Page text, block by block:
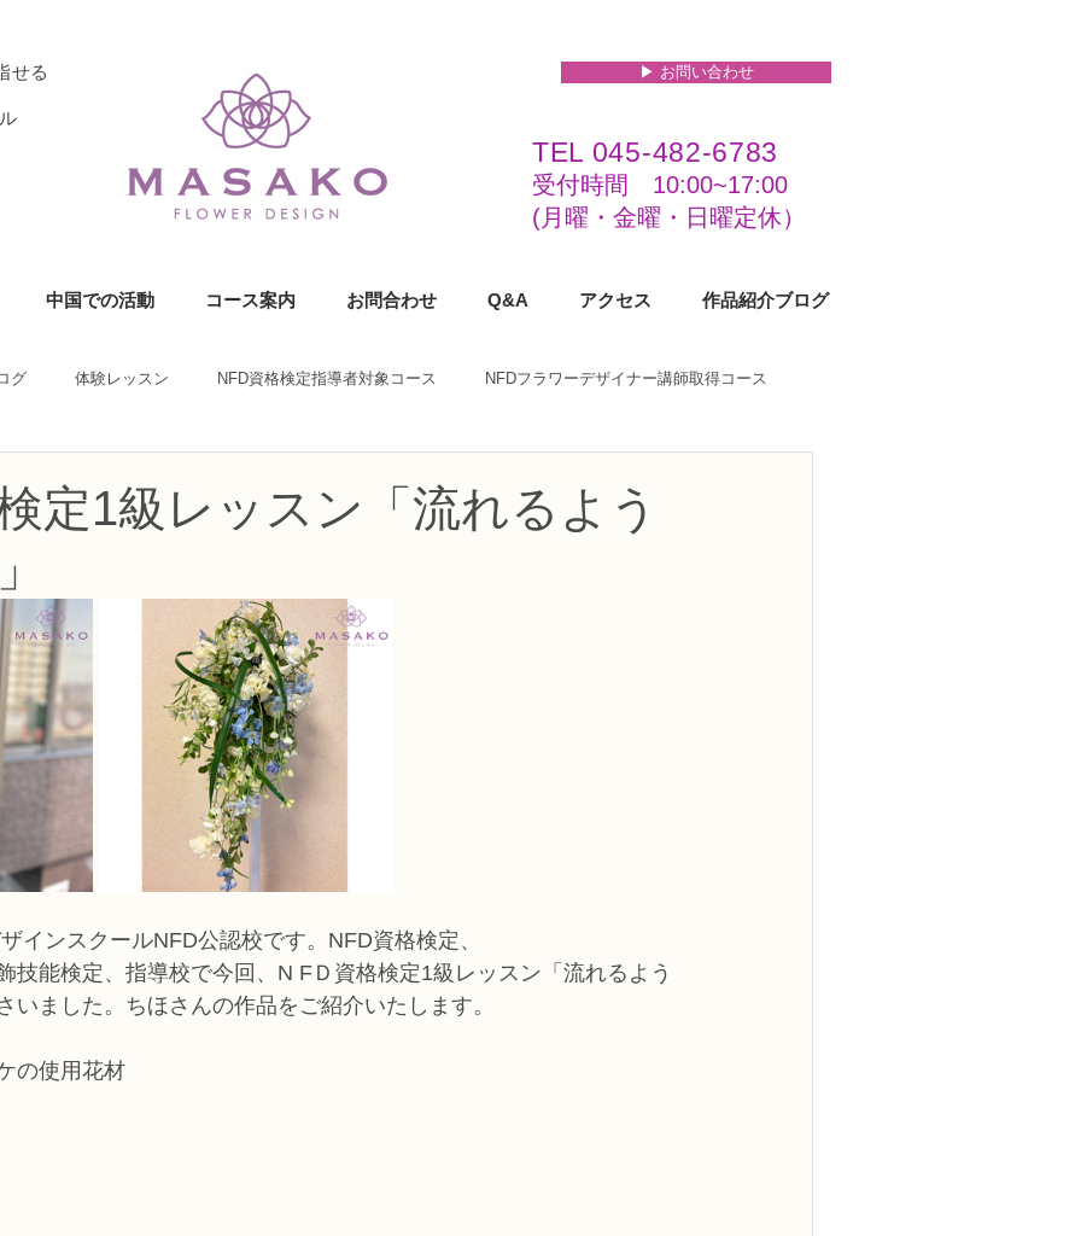
せる ▶︎ お問い合わせ
TEL 045-482-6783
受付時間 10:00~17:00​​​
(​月曜・金曜・日曜定休）
中国での活動 コース案内 お問合わせ Q&A アクセス 作品紹介ブログ
グ 体験レッスン NFD資格検定指導者対象コース NFDフラワーデザイナー講師取得コース
ス
楽しむフラワーレッスン アーティフィシャルフラワーコース
ス NFDディプロマウエディングコース
ース NFDベーシックマスターコース
定1級レッスン「流れるよう
インスクールNFD公認校です。NFD資格検定、
技能検定、指導校で今回、N FＤ資格検定1級レッスン「流れるよう
いました。ちほさんの作品をご紹介いたします。
の使用花材